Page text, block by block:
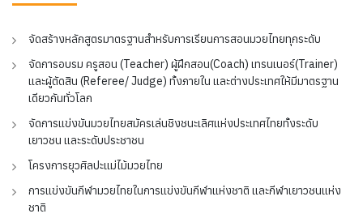
จัดสร้างหลักสูตรมาตรฐานสำหรับการเรียนการสอนมวยไทยทุกระดับ
จัดการอบรม ครูสอน (Teacher) ผู้ฝึกสอน(Coach) เทรนเนอร์(Trainer)
และผู้ตัดสิน (Referee/ Judge) ทั้งภายใน และต่างประเทศให้มีมาตรฐาน
เดียวกันทั่วโลก
จัดการแข่งขันมวยไทยสมัครเล่นชิงชนะเลิศแห่งประเทศไทยทั้งระดับ
เยาวชน และระดับประชาชน
โครงการยุวศิลปะแม่ไม้มวยไทย
การแข่งขันกีฬามวยไทยในการแข่งขันกีฬาแห่งชาติ และกีฬาเยาวชนแห่ง
ชาติ